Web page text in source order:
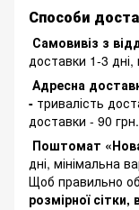
Способи
Самовивіз з
доставки 1-3 дні,
Адресна
- тривалість
доставки - 90 грн.
Поштомат
дні, мінімальна
Щоб правильно
розмірної сітки,